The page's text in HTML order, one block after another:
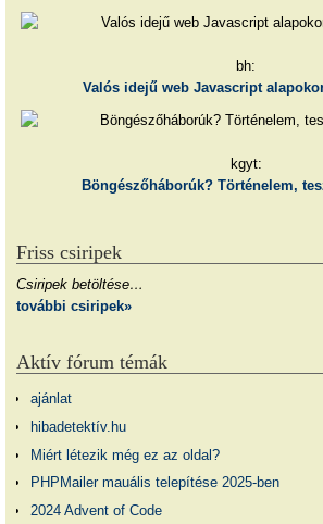
bh:
Valós idejű web Javascript
kgyt:
Böngészőháborúk? Történelem,
Friss csiripek
Csiripek betöltése…
további csiripek»
Aktív fórum témák
ajánlat
hibadetektív.hu
Miért létezik még ez az oldal?
PHPMailer mauális telepítése 2025-ben
2024 Advent of Code